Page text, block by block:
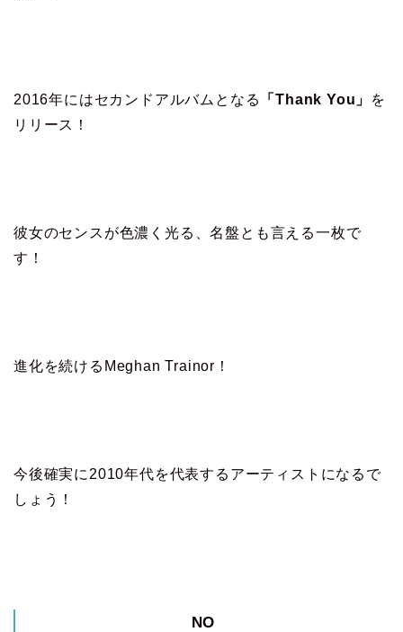
2016年にはセカンドアルバムとなる 「Thank You」
を
リリース！
彼女のセンスが色濃く光る、名盤とも言える一枚で
す！
進化を続けるMeghan Trainor！
今後確実に2010年代を代表するアーティストになるで
しょう！
NO